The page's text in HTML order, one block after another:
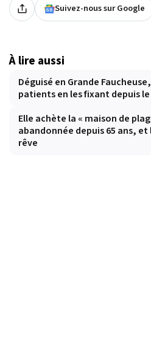
Suivez-nous sur Google
À lire aussi
Déguisé en Grande
patients en les fixant depuis
Elle achète la « maison de
abandonnée depuis 65 ans,
rêve